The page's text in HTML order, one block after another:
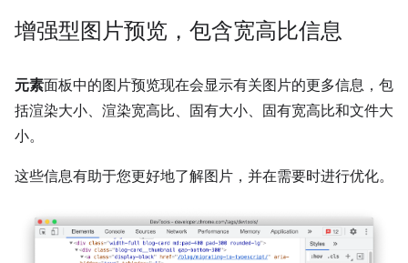
增强型图片预览，包含宽高比信息
元素面板中的图片预览现在会显示有关图片的更多信息，包
括渲染大小、渲染宽高比、固有大小、固有宽高比和文件大
小。
这些信息有助于您更好地了解图片，并在需要时进行优化。